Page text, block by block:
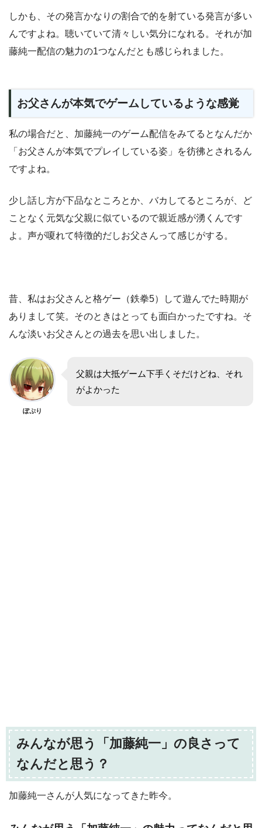
しかも、その発言かなりの割合で的を射ている発言が多い
んですよね。聴いていて清々しい気分になれる。それが加
藤純一配信の魅力の1つなんだとも感じられました。
お父さんが本気でゲームしているような感覚
私の場合だと、加藤純一のゲーム配信をみてるとなんだか
「お父さんが本気でプレイしている姿」を彷彿とされるん
ですよね。
少し話し方が下品なところとか、バカしてるところが、ど
ことなく元気な父親に似ているので親近感が湧くんです
よ。声が嗄れて特徴的だしお父さんって感じがする。
昔、私はお父さんと格ゲー（鉄拳5）して遊んでた時期が
ありまして笑。そのときはとっても面白かったですね。そ
んな淡いお父さんとの過去を思い出しました。
ぽぷり
父親は大抵ゲーム下手くそだけどね、それ
がよかった
みんなが思う「加藤純一」の良さって
なんだと思う？
加藤純一さんが人気になってきた昨今。